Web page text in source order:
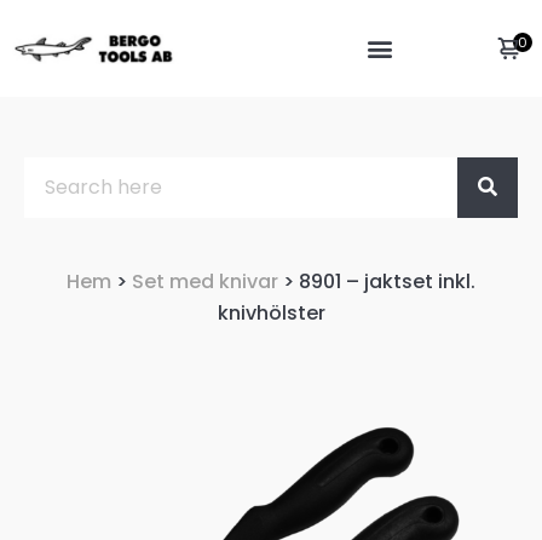
0
Hem > Set med knivar > 8901 – jaktset inkl.
knivhölster